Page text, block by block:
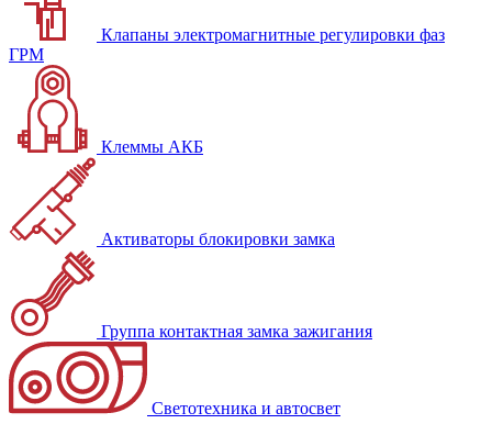
Клапаны электромагнитные регулировки фаз
ГРМ
Клеммы АКБ
Активаторы блокировки замка
Группа контактная замка зажигания
Светотехника и автосвет